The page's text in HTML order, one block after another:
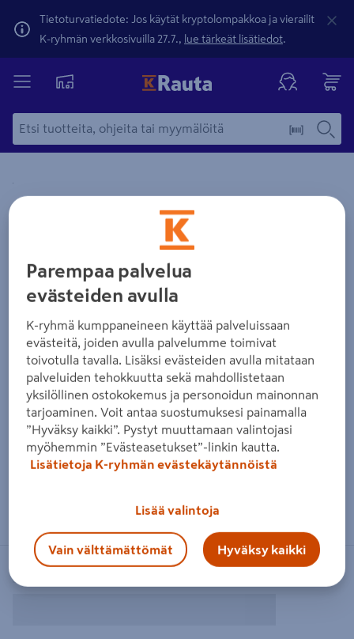
Tietoturvatiedote: Jos käytät kryptolompakkoa ja vierailit
K-ryhmän verkkosivuilla 27.7., lue tärkeät lisätiedot.
Yksityiskohtainen kuvaus löytyy Tuotteen kuvaus -
Zoomaa kuvaa sormilla kosketusnäytöllä
Parempaa palvelua
evästeiden avulla
K-ryhmä kumppaneineen käyttää palveluissaan
evästeitä, joiden avulla palvelumme toimivat
toivotulla tavalla. Lisäksi evästeiden avulla mitataan
palveluiden tehokkuutta sekä mahdollistetaan
yksilöllinen ostokokemus ja personoidun mainonnan
tarjoaminen. Voit antaa suostumuksesi painamalla
”Hyväksy kaikki”. Pystyt muuttamaan valintojasi
myöhemmin ”Evästeasetukset”-linkin kautta.
Lisätietoja K-ryhmän evästekäytännöistä
Lisää valintoja
Vain välttämättömät Hyväksy kaikki